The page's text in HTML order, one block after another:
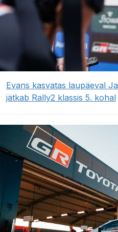
Evans kasvatas laupäeval
jätkab Rally2 klassis 5. kohal